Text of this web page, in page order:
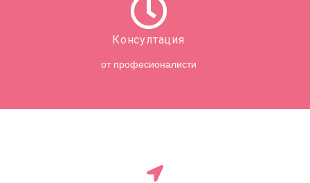
Консултация
от професионалисти